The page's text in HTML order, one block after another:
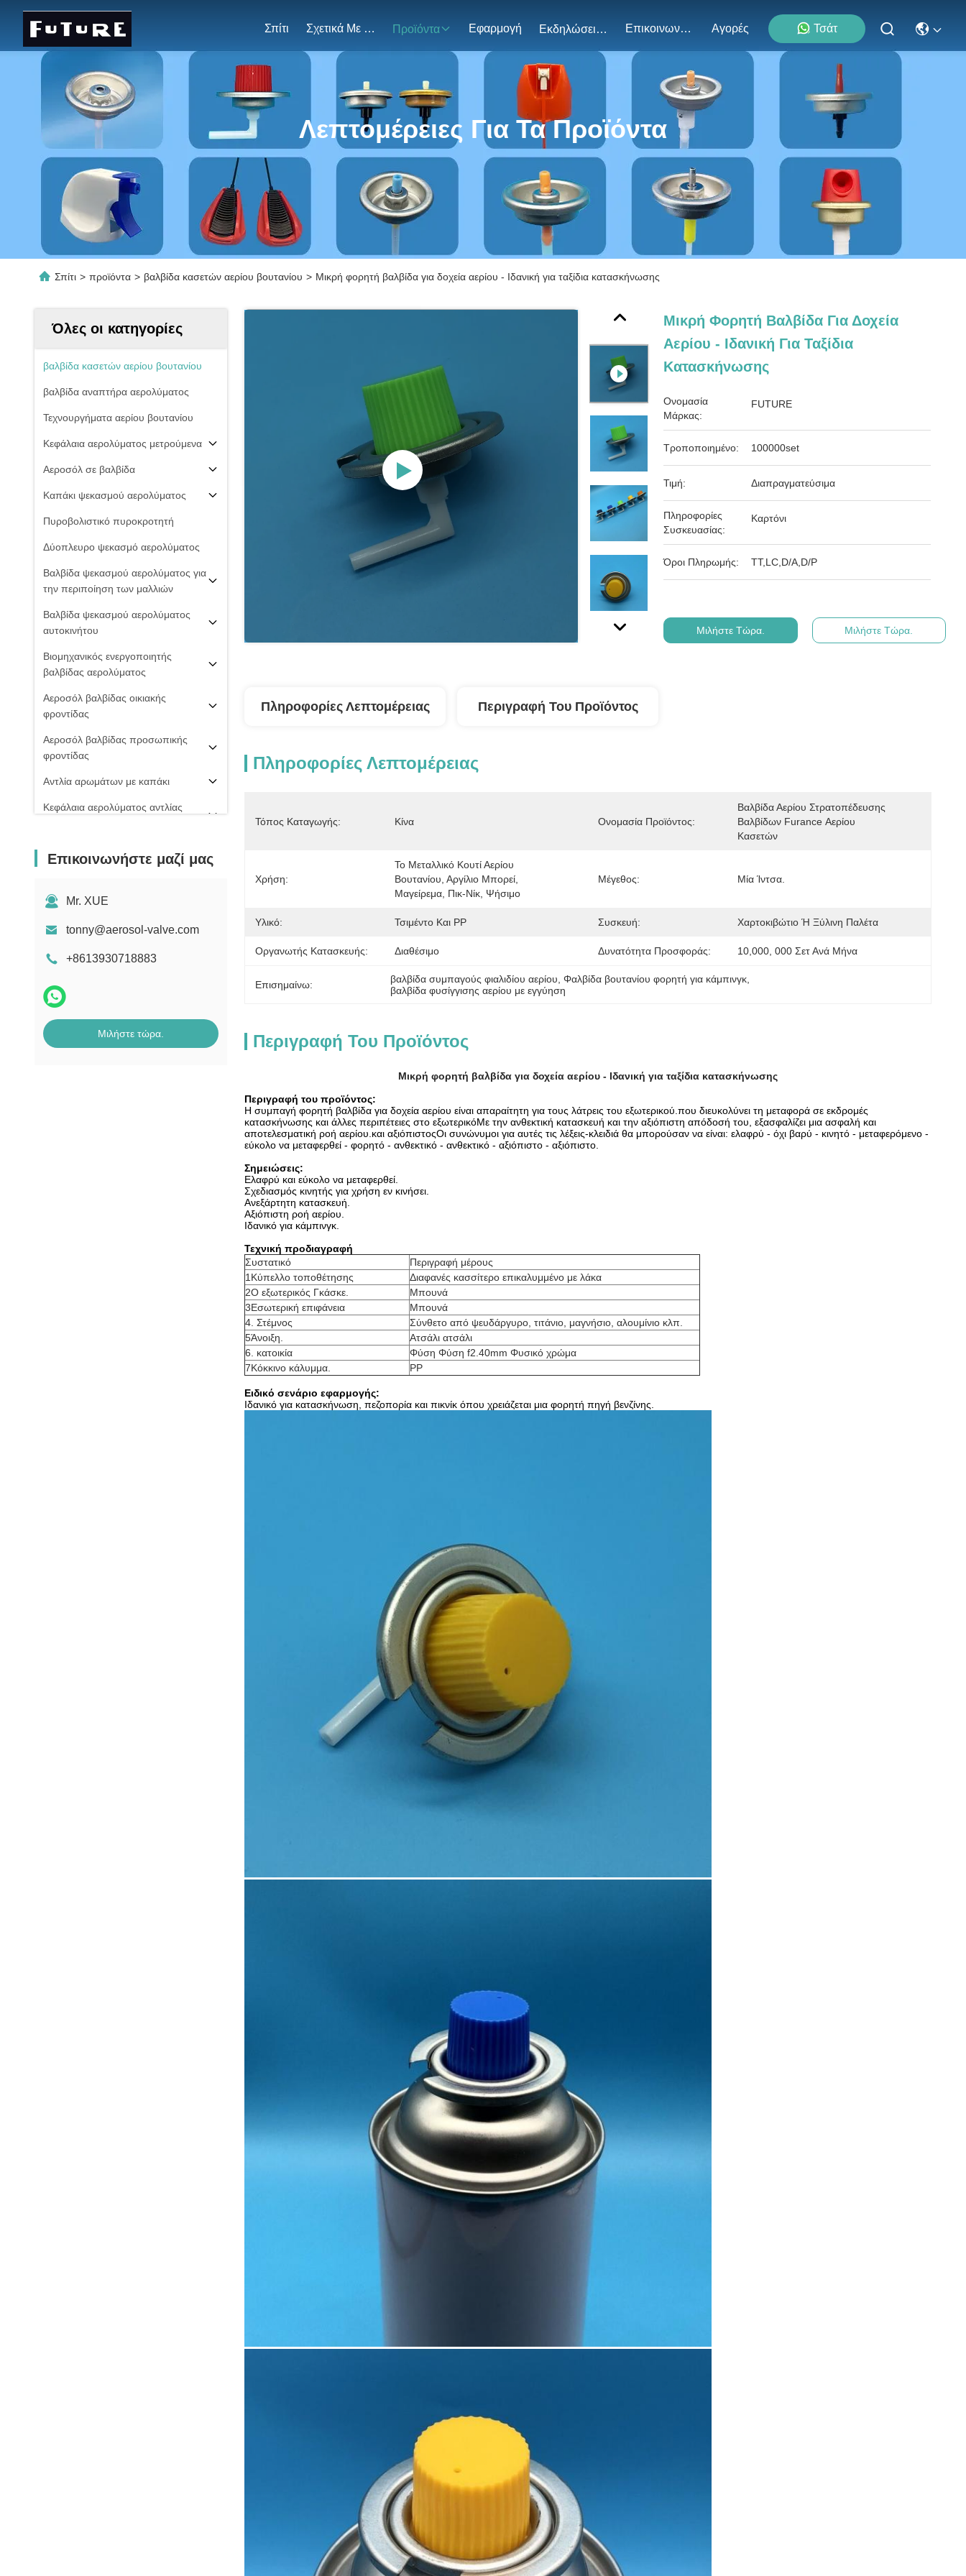
Σπίτι Σχετικά Με Εμάς Προϊόντα Εφαρμογή Εκδηλώσεις Επικοινωνήστε Μαζί Μας Αγορές Τσάτ
Λεπτομέρειες Για Τα Προϊόντα
Σπίτι > προϊόντα > βαλβίδα κασετών αερίου βουτανίου > Μικρή φορητή βαλβίδα για δοχεία αερίου - Ιδανική για ταξίδια κατασκήνωσης
Όλες οι κατηγορίες
βαλβίδα κασετών αερίου βουτανίου
βαλβίδα αναπτήρα αερολύματος
Τεχνουργήματα αερίου βουτανίου
Κεφάλαια αερολύματος μετρούμενα
Αεροσόλ σε βαλβίδα
Καπάκι ψεκασμού αερολύματος
Πυροβολιστικό πυροκροτητή
Δύοπλευρο ψεκασμό αερολύματος
Βαλβίδα ψεκασμού αερολύματος για
την περιποίηση των μαλλιών
Βαλβίδα ψεκασμού αερολύματος
αυτοκινήτου
Βιομηχανικός ενεργοποιητής
βαλβίδας αερολύματος
Αεροσόλ βαλβίδας οικιακής
φροντίδας
Αεροσόλ βαλβίδας προσωπικής
φροντίδας
Αντλία αρωμάτων με καπάκι
Κεφάλαια αερολύματος αντλίας
Σπρέι πιπεριού
μηχανή πλήρωσης αερολύματος
Επικοινωνήστε μαζί μας
Mr. XUE
tonny@aerosol-valve.com
+8613930718883
Μιλήστε τώρα.
Μικρή Φορητή Βαλβίδα Για Δοχεία
Αερίου - Ιδανική Για Ταξίδια
Κατασκήνωσης
Ονομασία
Μάρκας:
FUTURE
Τροποποιημένο: 100000set
Τιμή: Διαπραγματεύσιμα
Πληροφορίες
Συσκευασίας:
Καρτόνι
Όροι Πληρωμής: ΤΤ,LC,D/A,D/P
Μιλήστε Τώρα. Μιλήστε Τώρα.
Πληροφορίες Λεπτομέρειας Περιγραφή Του Προϊόντος
Πληροφορίες Λεπτομέρειας
Τόπος Καταγωγής: Κίνα Ονομασία Προϊόντος:
Βαλβίδα Αερίου Στρατοπέδευσης
Βαλβίδων Furance Αερίου
Κασετών
Χρήση:
Το Μεταλλικό Κουτί Αερίου
Βουτανίου, Αργίλιο Μπορεί,
Μαγείρεμα, Πικ-Νίκ, Ψήσιμο
Μέγεθος: Μία Ίντσα.
Υλικό: Τσιμέντο Και PP Συσκευή: Χαρτοκιβώτιο Ή Ξύλινη Παλέτα
Οργανωτής Κατασκευής: Διαθέσιμο Δυνατότητα Προσφοράς: 10,000, 000 Σετ Ανά Μήνα
Επισημαίνω: βαλβίδα συμπαγούς φιαλιδίου αερίου , Φαλβίδα βουτανίου φορητή για κάμπινγκ
βαλβίδα φυσίγγισης αερίου με εγγύηση
Περιγραφή Του Προϊόντος
Μικρή φορητή βαλβίδα για δοχεία αερίου - Ιδανική για ταξίδια κατασκήνωσης
Περιγραφή του προϊόντος:
Η συμπαγή φορητή βαλβίδα για δοχεία αερίου είναι απαραίτητη για τους λάτρεις του εξωτερικού.που διευκολύνει τη μεταφορά σε εκδρομές
κατασκήνωσης και άλλες περιπέτειες στο εξωτερικόΜε την ανθεκτική κατασκευή και την αξιόπιστη απόδοσή του, εξασφαλίζει μια ασφαλή και
αποτελεσματική ροή αερίου.και αξιόπιστοςΟι συνώνυμοι για αυτές τις λέξεις-κλειδιά θα μπορούσαν να είναι: ελαφρύ - όχι βαρύ - κινητό - μεταφερόμενο -
εύκολο να μεταφερθεί - φορητό - ανθεκτικό - ανθεκτικό - αξιόπιστο - αξιόπιστο.
Σημειώσεις:
Ελαφρύ και εύκολο να μεταφερθεί.
Σχεδιασμός κινητής για χρήση εν κινήσει.
Ανεξάρτητη κατασκευή.
Αξιόπιστη ροή αερίου.
Ιδανικό για κάμπινγκ.
Τεχνική προδιαγραφή
Συστατικό
Περιγραφή μέρους
1Κύπελλο τοποθέτησης
Διαφανές κασσίτερο επικαλυμμένο με λάκα
2Ο εξωτερικός Γκάσκε.
Μπουνά
3Εσωτερική επιφάνεια
Μπουνά
4. Στέμνος
Σύνθετο από ψευδάργυρο, τιτάνιο, μαγνήσιο, αλουμίνιο κλπ.
5Άνοιξη.
Ατσάλι ατσάλι
6. κατοικία
Φύση Φύση f2.40mm Φυσικό χρώμα
7Κόκκινο κάλυμμα.
PP
Ειδικό σενάριο εφαρμογής:
Ιδανικό για κατασκήνωση, πεζοπορία και πικνίκ όπου χρειάζεται μια φορητή πηγή βενζίνης.